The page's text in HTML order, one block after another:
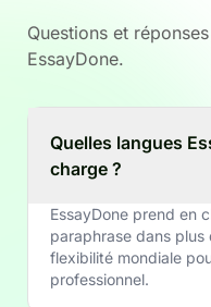
Questions et
EssayDone.
Quelles langues
charge ?
EssayDone prend en
paraphrase dans
flexibilité mondiale
professionnel.